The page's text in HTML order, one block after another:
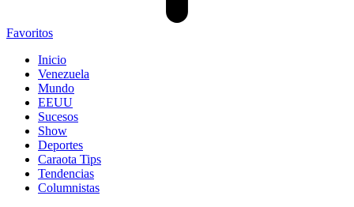
Favoritos
Inicio
Venezuela
Mundo
EEUU
Sucesos
Show
Deportes
Caraota Tips
Tendencias
Columnistas